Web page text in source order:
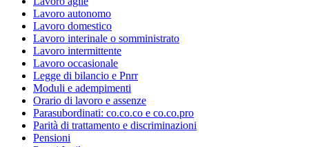
Lavoro autonomo
Lavoro domestico
Lavoro interinale o somministrato
Lavoro intermittente
Lavoro occasionale
Legge di bilancio e Pnrr
Moduli e adempimenti
Orario di lavoro e assenze
Parasubordinati: co.co.co e co.co.pro
Parità di trattamento e discriminazioni
Pensioni